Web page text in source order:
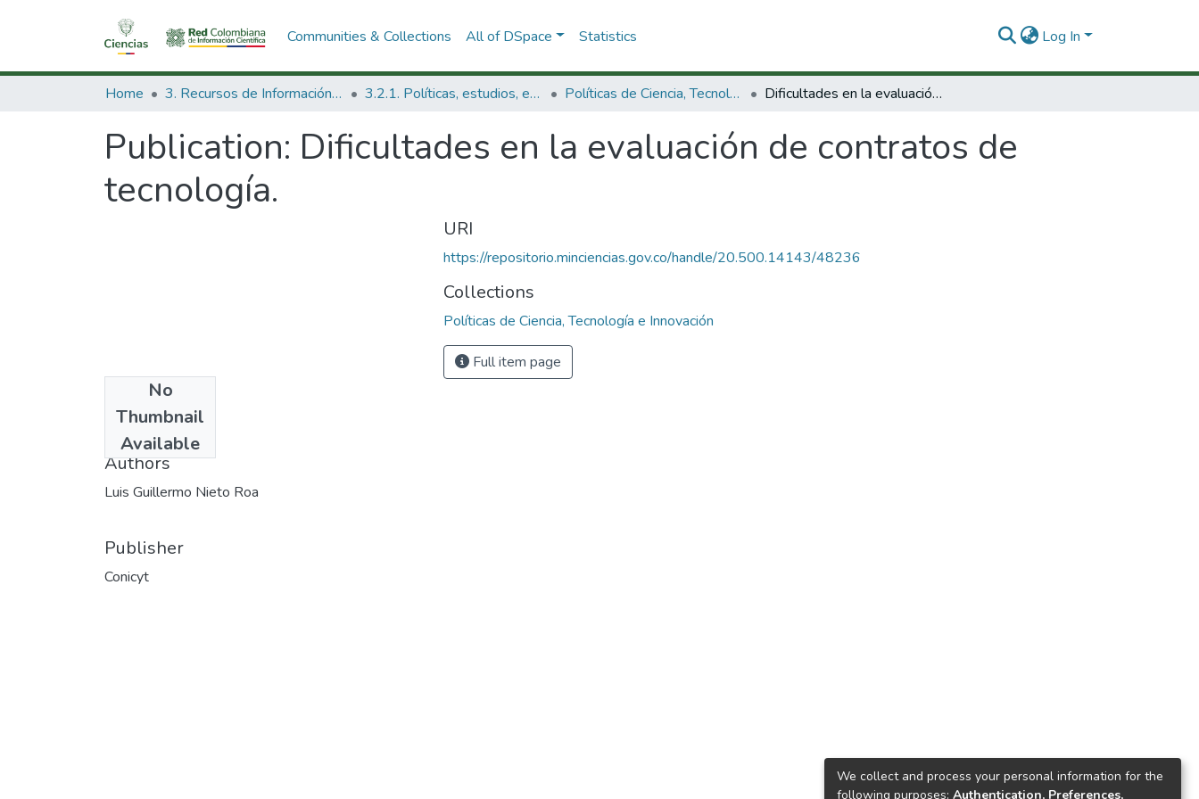
Communities & Collections All of DSpace Statistics Log In
Home 3. Recursos de Información Científica y Tecnológica 3.2.1. Políticas, estudios, evaluaciones e indicadores de CTeI Políticas de Ciencia, Tecnología e Innovación Dificultades en la evaluación de contratos de tecnología.
Publication: Dificultades en la evaluación de contratos de
tecnología.
No
Thumbnail
Available
1973
Authors
Luis Guillermo Nieto Roa
Publisher
Conicyt
URI
https://repositorio.minciencias.gov.co/handle/20.500.14143/48236
Collections
Políticas de Ciencia, Tecnología e Innovación
Full item page
We collect and process your personal information for the
following purposes: Authentication, Preferences,